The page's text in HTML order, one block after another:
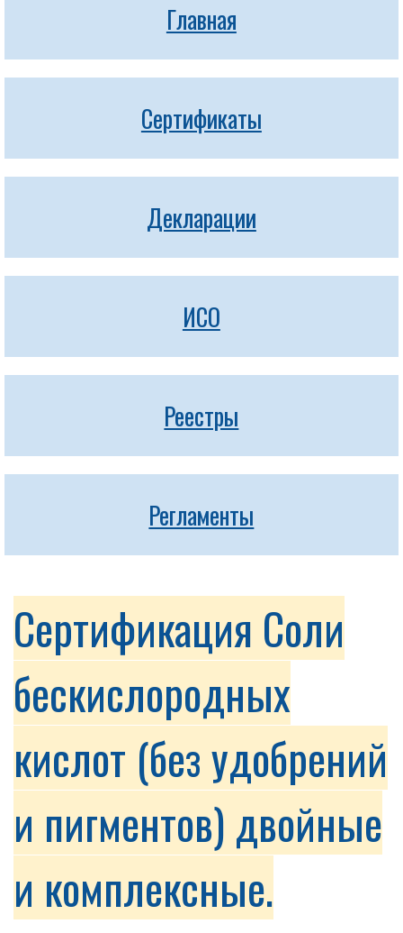
Главная
Сертификаты
Декларации
ИСО
Реестры
Регламенты
Сертификация Соли
бескислородных
кислот (без удобрений
и пигментов) двойные
и комплексные.